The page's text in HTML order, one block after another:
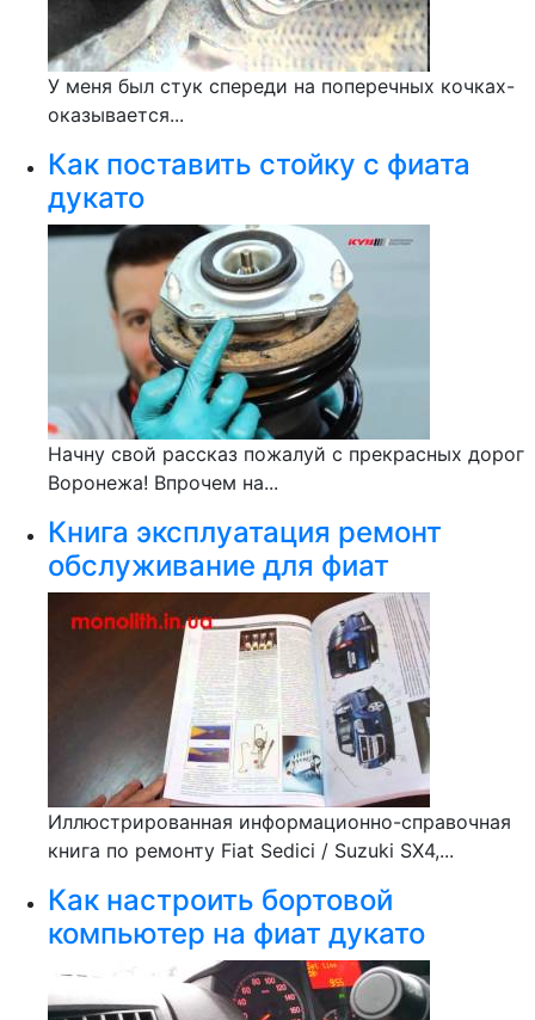
У меня был стук спереди на поперечных кочках-
оказывается...
Как поставить стойку с фиата
дукато
Начну свой рассказ пожалуй с прекрасных дорог
Воронежа! Впрочем на...
Книга эксплуатация ремонт
обслуживание для фиат
Иллюстрированная информационно-справочная
книга по ремонту Fiat Sedici / Suzuki SX4,...
Как настроить бортовой
компьютер на фиат дукато